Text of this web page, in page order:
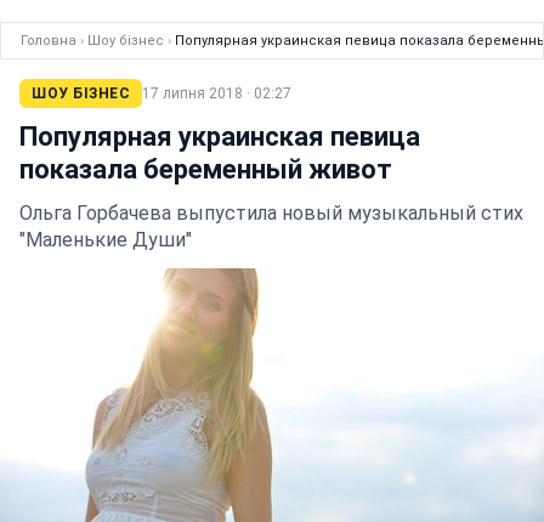
Головна › Шоу бізнес › Популярная украинская певица показала
ШОУ БІЗНЕС 17 липня 2018 · 02:27
Популярная украинская певица
показала беременный живот
Ольга Горбачева выпустила новый музыкальный стих
"Маленькие Души"